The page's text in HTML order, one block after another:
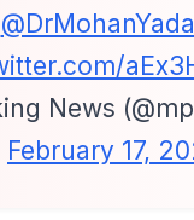
News
February 17,